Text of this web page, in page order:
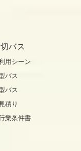
バス
用シーン
バス
バス
積り
業条件書